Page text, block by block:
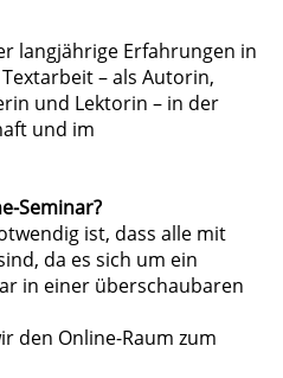
langjährige Erfahrungen in
– als Autorin,
und Lektorin – in der
und im
Seminar?
ist, dass alle mit
da es sich um ein
in einer überschaubaren
den Online-Raum zum